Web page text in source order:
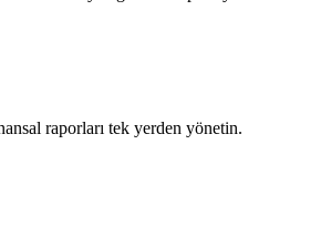
raporları tek yerden yönetin.